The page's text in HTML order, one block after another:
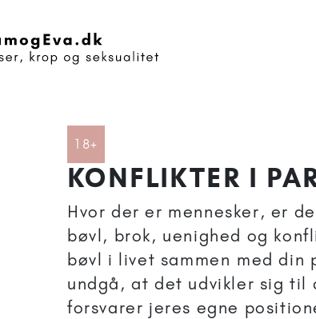
18+
KONFLIKTER I
Hvor der er mennesker, er
bøvl, brok, uenighed og
bøvl i livet sammen med
undgå, at det udvikler sig
forsvarer jeres egne